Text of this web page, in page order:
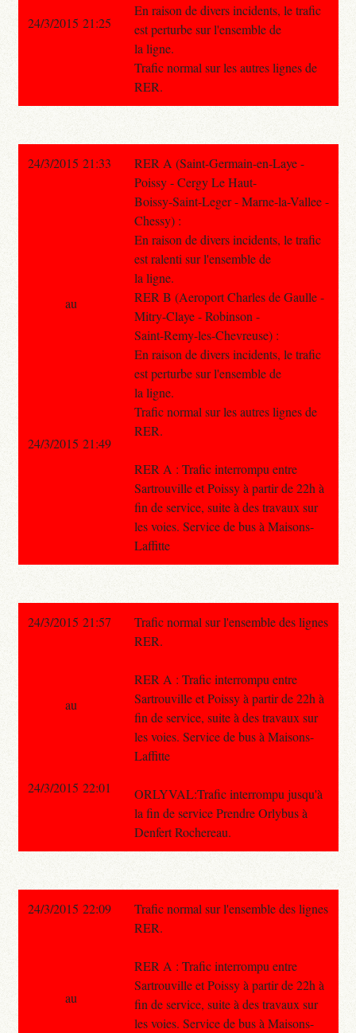
En raison de divers incidents, le trafic
est perturbe sur l'ensemble de
la ligne.
Trafic normal sur les autres lignes de
RER.
24/3/2015 21:25
24/3/2015 21:33
RER A (Saint-Germain-en-Laye -
Poissy - Cergy Le Haut-
Boissy-Saint-Leger - Marne-la-Vallee -
Chessy) :
En raison de divers incidents, le trafic
est ralenti sur l'ensemble de
la ligne.
RER B (Aeroport Charles de Gaulle -
Mitry-Claye - Robinson -
Saint-Remy-les-Chevreuse) :
En raison de divers incidents, le trafic
est perturbe sur l'ensemble de
la ligne.
Trafic normal sur les autres lignes de
RER.
RER A : Trafic interrompu entre
Sartrouville et Poissy à partir de 22h à
fin de service, suite à des travaux sur
les voies. Service de bus à Maisons-
Laffitte
au
24/3/2015 21:49
24/3/2015 21:57
Trafic normal sur l'ensemble des lignes
RER.
RER A : Trafic interrompu entre
Sartrouville et Poissy à partir de 22h à
fin de service, suite à des travaux sur
les voies. Service de bus à Maisons-
Laffitte
ORLYVAL:Trafic interrompu jusqu'à
la fin de service Prendre Orlybus à
Denfert Rochereau.
au
24/3/2015 22:01
24/3/2015 22:09
Trafic normal sur l'ensemble des lignes
RER.
RER A : Trafic interrompu entre
Sartrouville et Poissy à partir de 22h à
fin de service, suite à des travaux sur
les voies. Service de bus à Maisons-
au